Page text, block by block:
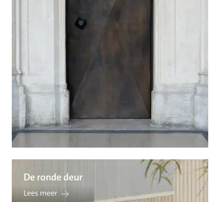
De ronde deur
Lees meer